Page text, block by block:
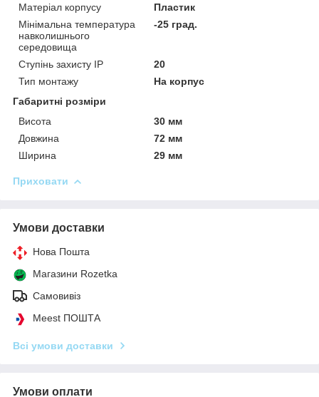
Матеріал корпусу
Пластик
Мінімальна температура
навколишнього
середовища
-25 град.
Ступінь захисту IP
20
Тип монтажу
На корпус
Габаритні розміри
Висота
30 мм
Довжина
72 мм
Ширина
29 мм
Приховати
Умови доставки
Нова Пошта
Магазини Rozetka
Самовивіз
Meest ПОШТА
Всі умови доставки
Умови оплати